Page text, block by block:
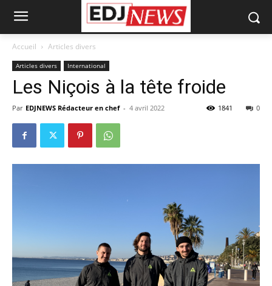
Accueil Articles divers
Articles divers International
Les Niçois à la tête froide
Par EDJNEWS Rédacteur en chef - 4 avril 2022 0
1841